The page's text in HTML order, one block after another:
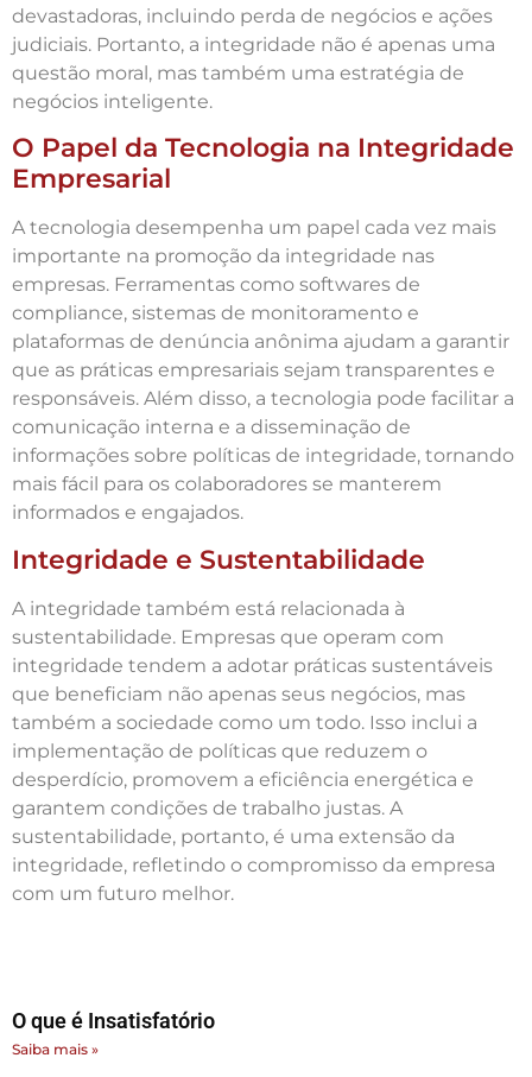
devastadoras, incluindo perda de negócios e ações
judiciais. Portanto, a integridade não é apenas uma
questão moral, mas também uma estratégia de
negócios inteligente.
O Papel da Tecnologia na Integridade
Empresarial
A tecnologia desempenha um papel cada vez mais
importante na promoção da integridade nas
empresas. Ferramentas como softwares de
compliance, sistemas de monitoramento e
plataformas de denúncia anônima ajudam a garantir
que as práticas empresariais sejam transparentes e
responsáveis. Além disso, a tecnologia pode facilitar a
comunicação interna e a disseminação de
informações sobre políticas de integridade, tornando
mais fácil para os colaboradores se manterem
informados e engajados.
Integridade e Sustentabilidade
A integridade também está relacionada à
sustentabilidade. Empresas que operam com
integridade tendem a adotar práticas sustentáveis
que beneficiam não apenas seus negócios, mas
também a sociedade como um todo. Isso inclui a
implementação de políticas que reduzem o
desperdício, promovem a eficiência energética e
garantem condições de trabalho justas. A
sustentabilidade, portanto, é uma extensão da
integridade, refletindo o compromisso da empresa
com um futuro melhor.
O que é Insatisfatório
Saiba mais »